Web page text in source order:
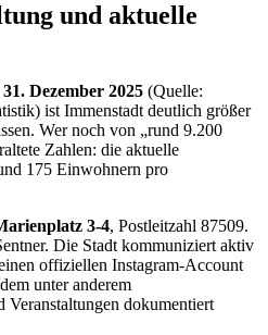
und aktuelle
Dezember 2025 (Quelle:
ist Immenstadt deutlich größer
Wer noch von „rund 9.200
Zahlen: die aktuelle
175 Einwohnern pro
3-4, Postleitzahl 87509.
Die Stadt kommuniziert aktiv
offiziellen Instagram-Account
unter anderem
Veranstaltungen dokumentiert